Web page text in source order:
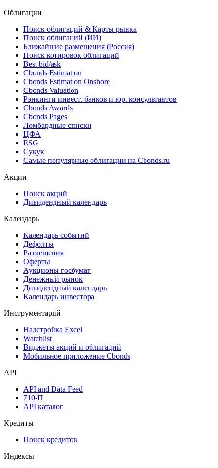
Облигации
Поиск облигаций & Карты рынка
Поиск облигаций (ИИ)
Ближайшие размещения (Россия)
Поиск котировок облигаций
Best bid/ask
Cbonds Estimation
Cbonds Estimation Onshore
Cbonds Valuation
Рэнкинги инвест. банков и юр. консультантов
Cbonds Awards
Cbonds Pages
Ломбардные списки
ЦФА
ESG
Сукук
Самые популярные облигации на Cbonds.ru
Акции
Поиск акций
Дивидендный календарь
Календарь
Календарь событий
Дефолты
Размещения
Оферты
Аукционы госбумаг
Денежный рынок
Дивидендный календарь
Календарь инвестора
Инструментарий
Надстройка Excel
Watchlist
Виджеты акций и облигаций
Мобильное приложение Cbonds
API
API and Data Feed
710-П
API каталог
Кредиты
Поиск кредитов
Индексы